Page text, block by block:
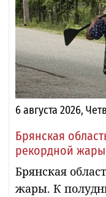
6 августа 2026,
Брянская
рекордной жары
Брянская
жары. К